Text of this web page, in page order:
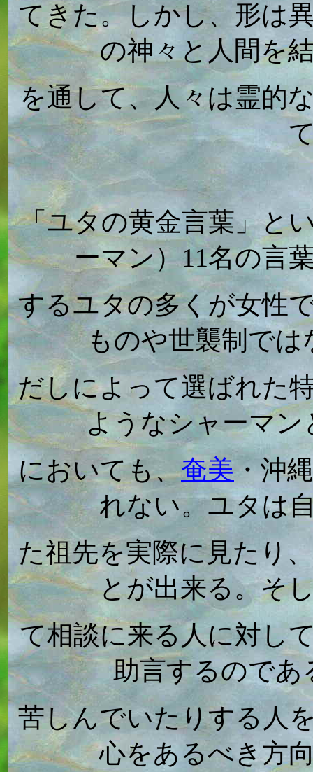
てきた。しかし、形は
の神々と人間を
を通して、人々は霊的
「ユタの黄金言葉」と
ーマン）11名の言
するユタの多くが女性
ものや世襲制では
だしによって選ばれた
ようなシャーマ
においても、奄美・沖
れない。ユタは
た祖先を実際に見たり
とが出来る。そ
て相談に来る人に対し
助言するのであ
苦しんでいたりする人
心をあるべき方